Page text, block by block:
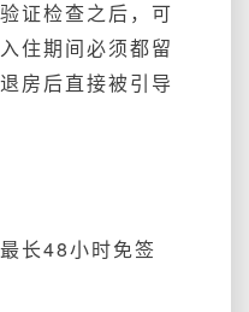
证检查之后，可
住期间必须都留
房后直接被引导
长48小时免签